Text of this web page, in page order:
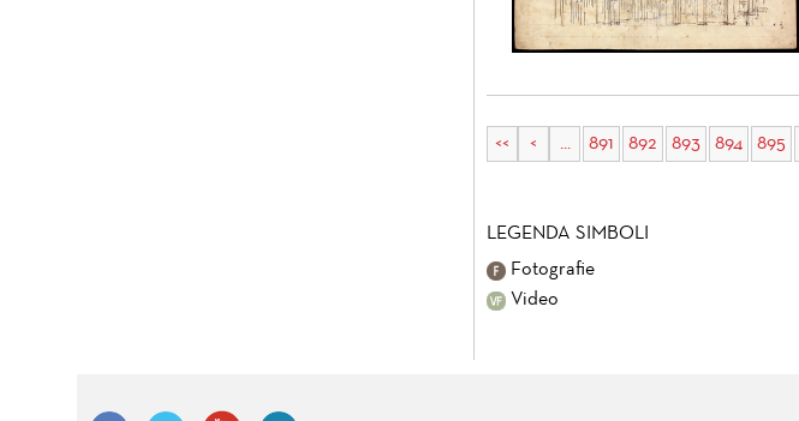
<< < ... 891 892 893 894 895
LEGENDA SIMBOLI
Fotografie
Video